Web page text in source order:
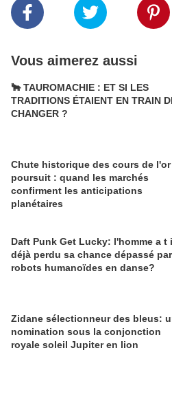
Vous aimerez aussi
🐂 TAUROMACHIE : ET SI LES
TRADITIONS ÉTAIENT EN TRAIN
CHANGER ?
Chute historique des cours de l'or
poursuit : quand les marchés
confirment les anticipations
planétaires
Daft Punk Get Lucky: l'homme a t
déjà perdu sa chance dépassé
robots humanoïdes en danse?
Zidane sélectionneur des bleus:
nomination sous la conjonction
royale soleil Jupiter en lion